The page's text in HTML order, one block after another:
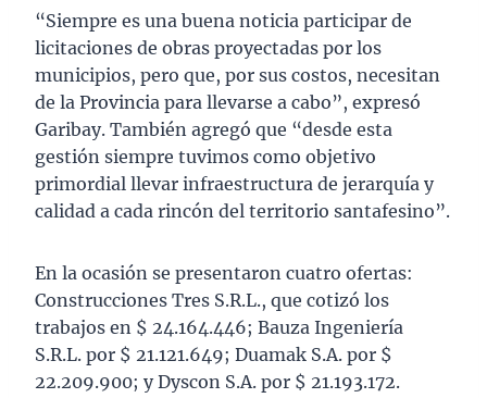
“Siempre es una buena noticia participar de
licitaciones de obras proyectadas por los
municipios, pero que, por sus costos, necesitan
de la Provincia para llevarse a cabo”, expresó
Garibay. También agregó que “desde esta
gestión siempre tuvimos como objetivo
primordial llevar infraestructura de jerarquía y
calidad a cada rincón del territorio santafesino”.
En la ocasión se presentaron cuatro ofertas:
Construcciones Tres S.R.L., que cotizó los
trabajos en $ 24.164.446; Bauza Ingeniería
S.R.L. por $ 21.121.649; Duamak S.A. por $
22.209.900; y Dyscon S.A. por $ 21.193.172.